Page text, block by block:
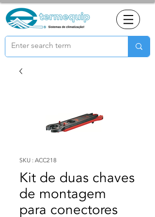
SKU : ACC218
Kit de duas chaves
de montagem
para conectores